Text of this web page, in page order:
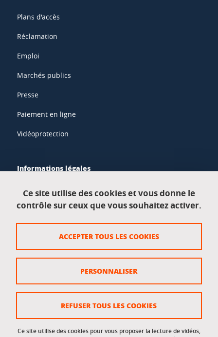
Plans d'accès
Réclamation
Emploi
Marchés publics
Presse
Paiement en ligne
Vidéoprotection
Informations légales
Données personnelles
Crédits
Gestion des cookies
Accessibilité : non conforme
Ce site utilise des cookies et vous donne le
contrôle sur ceux que vous souhaitez activer.
Ce site utilise des cookies pour vous proposer la lecture de vidéos,
ACCEPTER TOUS LES COOKIES
REFUSER TOUS LES COOKIES
PERSONNALISER